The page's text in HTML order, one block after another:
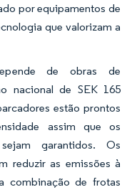
por equipamentos de
que valorizam a
de obras de
nacional de SEK 165
estão prontos
assim que os
garantidos. Os
reduzir as emissões à
combinação de frotas